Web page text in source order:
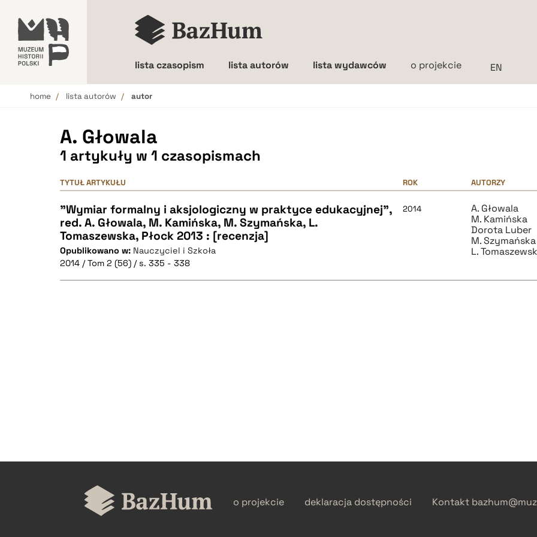
lista czasopism lista autorów lista wydawców o projekcie
home lista autorów autor
A. Głowala
1 artykuły w 1 czasopismach
TYTUŁ ARTYKUŁU ROK AUTORZY
"Wymiar formalny i aksjologiczny w praktyce edukacyjnej",
red. A. Głowala, M. Kamińska, M. Szymańska, L.
Tomaszewska, Płock 2013 : [recenzja]
Opublikowano w: Nauczyciel i Szkoła
2014 / Tom 2 (56) / s. 335 - 338
2014
A. Głowala
M. Kamińska
Dorota Luber
M. Szymańska
L.
o projekcie deklaracja dostępności Kontakt